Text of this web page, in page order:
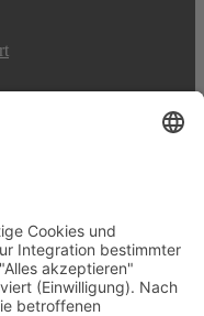
& Züchterbedarf
und handverlesene
durchgestrichenen Preise
bisherigen Preisen in